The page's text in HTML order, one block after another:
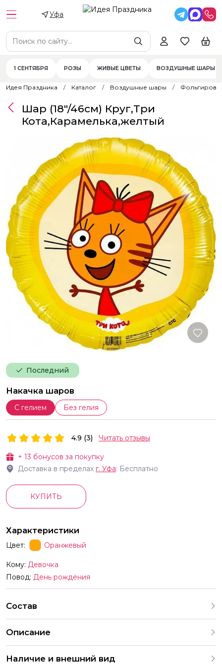
Уфа
1 СЕНТЯБРЯ РОЗЫ ЖИВЫЕ ЦВЕТЫ ВОЗДУШНЫЕ ШАРЫ
Идея Праздника Каталог Воздушные шары
Последний
Накачка шаров
С гелием Без гелия
Шар (18"/46см) Круг,Три
Кота,Карамелька,желтый
+ 13 бонусов за покупку
Доставка в пределах г. Уфа: Бесплатно
4.9 (3) Читать отзывы
КУПИТЬ
Характеристики
Цвет: Оранжевый
Кому: Девочка
Повод: День рождения
Состав
Описание
жизни от 1-го дня и более
Наличие и внешний вид